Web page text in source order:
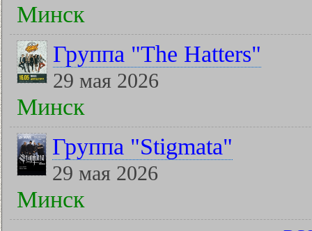
Минск
Группа "The Hatters"
29 мая 2026
Минск
Группа "Stigmata"
29 мая 2026
Минск